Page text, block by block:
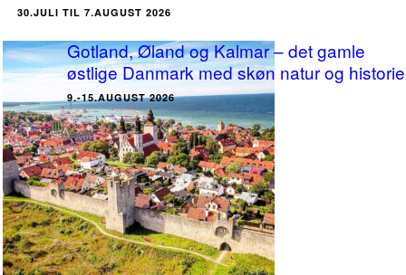
30.JULI TIL 7.AUGUST 2026
Gotland, Øland og Kalmar – det gamle
østlige Danmark med skøn natur og historie
9.-15.AUGUST 2026